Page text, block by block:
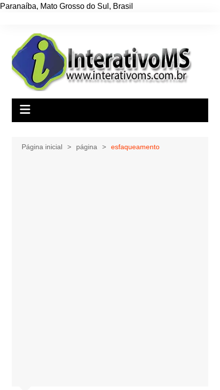
Paranaíba, Mato Grosso do Sul , Brasil
conteúdo
Página inicial página esfaqueamento